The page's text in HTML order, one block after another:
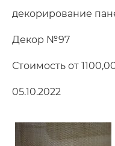
декорирование
Декор №97
Стоимость от
05.10.2022